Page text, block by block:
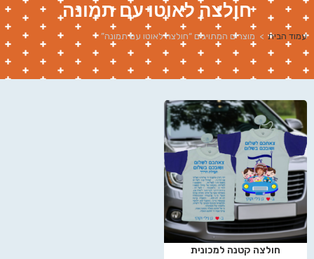
חולצה לאוטו עם תמונה
עמוד הבית > מוצרים המתויגים “חולצה לאוטו עם תמונה”
חולצה קטנה למכונית